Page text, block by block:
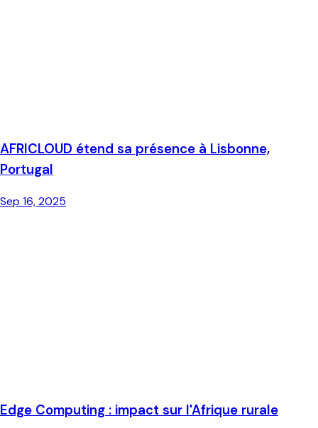
AFRICLOUD étend sa présence à Lisbonne,
Portugal
Sep 16, 2025
Edge Computing : impact sur l'Afrique rurale